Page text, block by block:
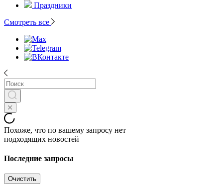
Праздники
Смотреть все
Похоже, что по вашему запросу нет
подходящих новостей
Последние запросы
Очистить